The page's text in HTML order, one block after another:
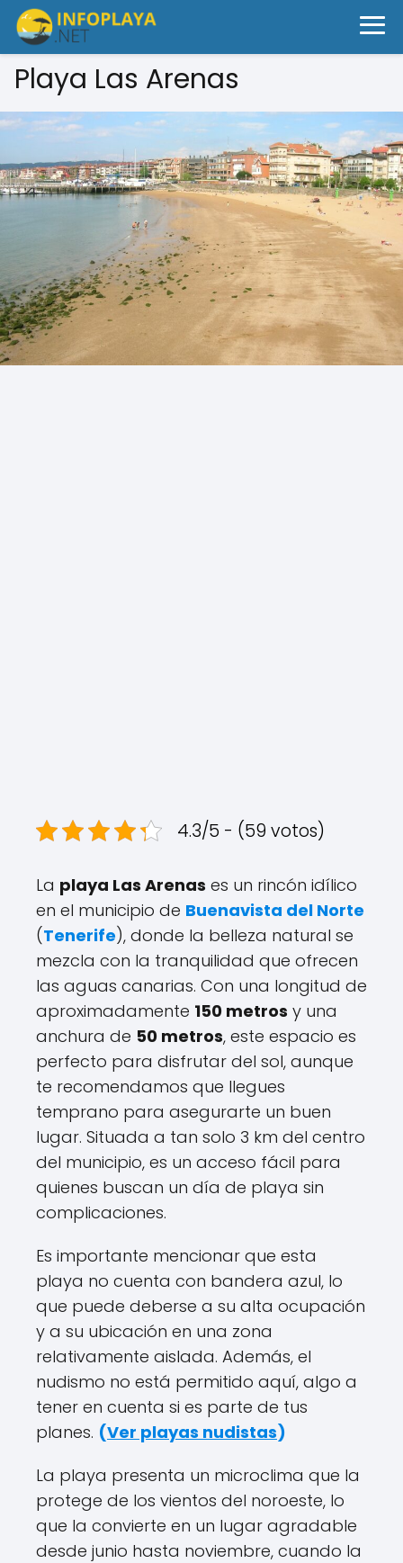
Playa Las Arenas
4.3/5 - (59 votos)
La playa Las Arenas es un rincón idílico
en el municipio de Buenavista del Norte
(Tenerife), donde la belleza natural se
mezcla con la tranquilidad que ofrecen
las aguas canarias. Con una longitud de
aproximadamente 150 metros y una
anchura de 50 metros, este espacio es
perfecto para disfrutar del sol, aunque
te recomendamos que llegues
temprano para asegurarte un buen
lugar. Situada a tan solo 3 km del centro
del municipio, es un acceso fácil para
quienes buscan un día de playa sin
complicaciones.
Es importante mencionar que esta
playa no cuenta con bandera azul, lo
que puede deberse a su alta ocupación
y a su ubicación en una zona
relativamente aislada. Además, el
nudismo no está permitido aquí, algo a
tener en cuenta si es parte de tus
planes. (Ver playas nudistas)
La playa presenta un microclima que la
protege de los vientos del noroeste, lo
que la convierte en un lugar agradable
desde junio hasta noviembre, cuando la